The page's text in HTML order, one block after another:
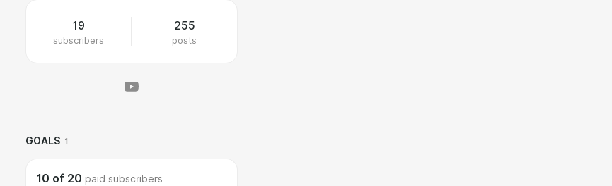
19
subscribers
255
posts
GOALS 1
10 of 20 paid subscribers